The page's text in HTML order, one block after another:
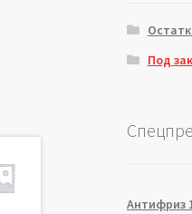
Под
Антифриз